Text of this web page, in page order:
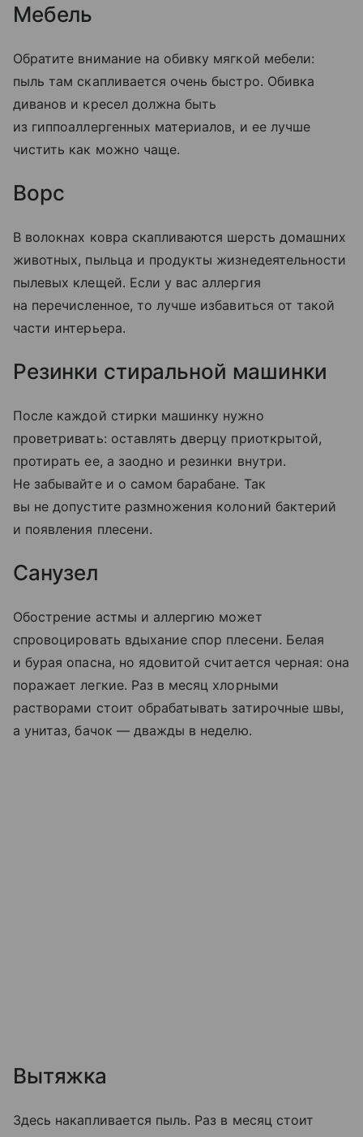
Мебель
Обратите внимание на обивку мягкой мебели:
пыль там скапливается очень быстро. Обивка
диванов и кресел должна быть
из гиппоаллергенных материалов, и ее лучше
чистить как можно чаще.
Ворс
В волокнах ковра скапливаются шерсть домашних
животных, пыльца и продукты жизнедеятельности
пылевых клещей. Если у вас аллергия
на перечисленное, то лучше избавиться от такой
части интерьера.
Резинки стиральной машинки
После каждой стирки машинку нужно
проветривать: оставлять дверцу приоткрытой,
протирать ее, а заодно и резинки внутри.
Не забывайте и о самом барабане. Так
вы не допустите размножения колоний бактерий
и появления плесени.
Санузел
Обострение астмы и аллергию может
спровоцировать вдыхание спор плесени. Белая
и бурая опасна, но ядовитой считается черная: она
поражает легкие. Раз в месяц хлорными
растворами стоит обрабатывать затирочные швы,
а унитаз, бачок — дважды в неделю.
Вытяжка
Здесь накапливается пыль. Раз в месяц стоит